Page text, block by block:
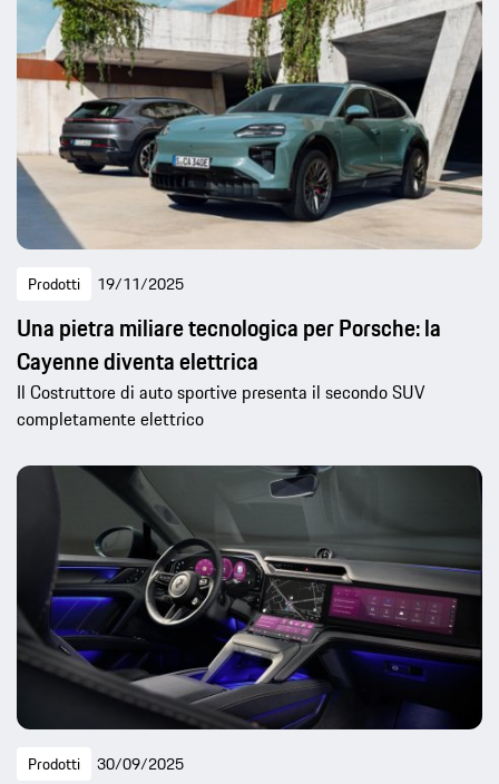
Prodotti 19/11/2025
Una pietra miliare tecnologica per Porsche: la
Cayenne diventa elettrica
Il Costruttore di auto sportive presenta il secondo SUV
completamente elettrico
Prodotti 30/09/2025